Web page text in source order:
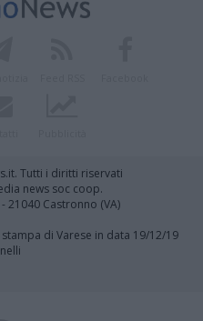
Tutti i diritti riservati
news soc coop.
21040 Castronno (VA)
di Varese in data 19/12/19